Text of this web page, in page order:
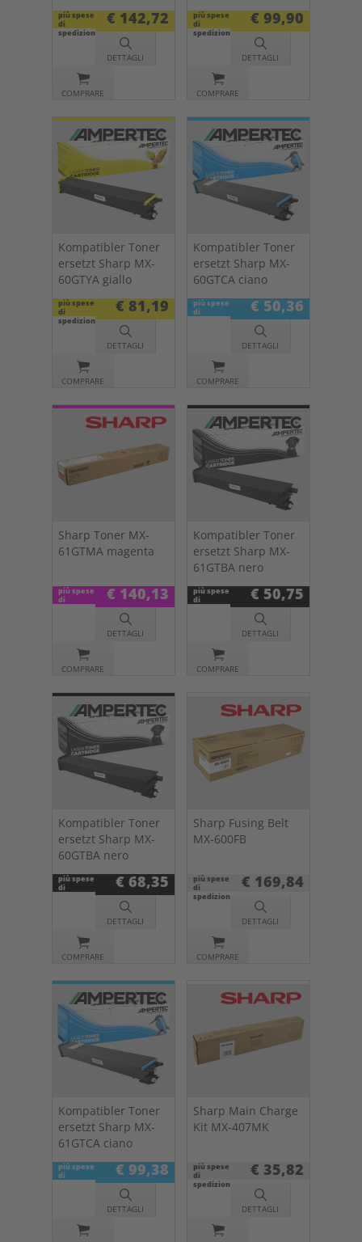
più spese
di
spedizione
€ 142,72
DETTAGLI
COMPRARE
più spese
di
spedizione
€ 99,90
DETTAGLI
COMPRARE
Kompatibler Toner
ersetzt Sharp MX-
60GTYA giallo
più spese
di
spedizione
€ 81,19
DETTAGLI
COMPRARE
Kompatibler Toner
ersetzt Sharp MX-
60GTCA ciano
più spese
di
spedizione
€ 50,36
DETTAGLI
COMPRARE
Sharp Toner MX-
61GTMA magenta
più spese
di
spedizione
€ 140,13
DETTAGLI
COMPRARE
Kompatibler Toner
ersetzt Sharp MX-
61GTBA nero
più spese
di
spedizione
€ 50,75
DETTAGLI
COMPRARE
Kompatibler Toner
ersetzt Sharp MX-
60GTBA nero
più spese
di
spedizione
€ 68,35
DETTAGLI
COMPRARE
Sharp Fusing Belt
MX-600FB
più spese
di
spedizione
€ 169,84
DETTAGLI
COMPRARE
Kompatibler Toner
ersetzt Sharp MX-
61GTCA ciano
più spese
di
spedizione
€ 99,38
DETTAGLI
Sharp Main Charge
Kit MX-407MK
più spese
di
spedizione
€ 35,82
DETTAGLI